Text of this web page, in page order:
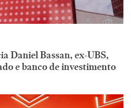
Daniel Bassan, ex-UBS,
e banco de investimento